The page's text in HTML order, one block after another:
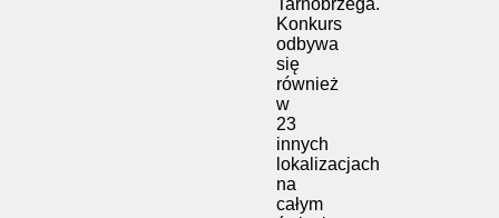
Konkurs
odbywa
się
również
w
23
innych
lokalizacjach
na
całym